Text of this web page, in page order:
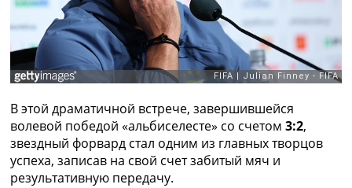
Конкурс прогнозов
Логин
Рейтинги
Правила
Коллективный прогноз
Турниры
Чемпионат Мира
Украина. Премьер-Лига
Украина. Первая Лига
Лига Чемпионов
В этой драматичной встрече, завершившейся
волевой победой «альбиселесте» со счетом 3:2,
звездный форвард стал одним из главных творцов
успеха, записав на свой счет забитый мяч и
результативную передачу.